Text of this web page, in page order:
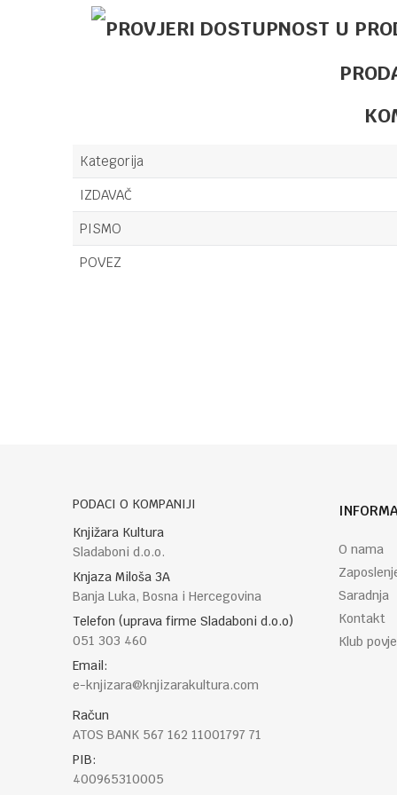
Kategorija
IZDAVAČ
PISMO
POVEZ
POŠALJI
PODACI O KOMPANIJI
Knjižara Kultura
Sladaboni d.o.o.
Knjaza Miloša 3A
Banja Luka, Bosna i Hercegovina
Telefon (uprava firme Sladaboni d.o.o)
051 303 460
Email:
e-knjizara@knjizarakultura.com
Račun
ATOS BANK 567 162 11001797 71
PIB:
400965310005
O nama
Saradnja
Kontakt
Klub